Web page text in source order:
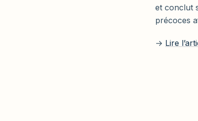
et conclut
précoces
→ Lire